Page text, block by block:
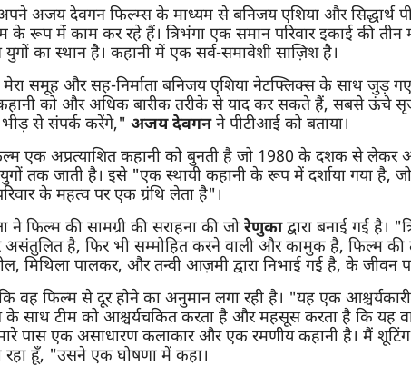
अजय देवगन फिल्म्स के माध्यम से बनिजय एशिया और सिद्धार्थ पी
के रूप में काम कर रहे हैं। त्रिभंगा एक समान परिवार इकाई की
युगों का स्थान है। कहानी में एक सर्व-समावेशी साज़िश है।
समूह और सह-निर्माता बनिजय एशिया नेटफ्लिक्स के साथ जुड़
को और अधिक बारीक तरीके से याद कर सकते हैं, सबसे ऊंचे
से संपर्क करेंगे," अजय देवगनने पीटीआई को बताया।
एक अप्रत्याशित कहानी को बुनती है जो 1980 के दशक से
तक जाती है। इसे "एक स्थायी कहानी के रूप में दर्शाया गया है,
के महत्व पर एक ग्रंथि लेता है"।
ने फिल्म की सामग्री की सराहना की जो रेणुकाद्वारा बनाई गई है।
है, फिर भी सम्मोहित करने वाली और कामुक है, फिल्म की
मिथिला पालकर, और तन्वी आज़मी द्वारा निभाई गई है, के जीवन
वह फिल्म से दूर होने का अनुमान लगा रही है। "यह एक
के साथ टीम को आश्चर्यचकित करता है और महसूस करता है कि यह
पास एक असाधारण कलाकार और एक रमणीय कहानी है। मैं
रहा हूँ, "उसने एक घोषणा में कहा।